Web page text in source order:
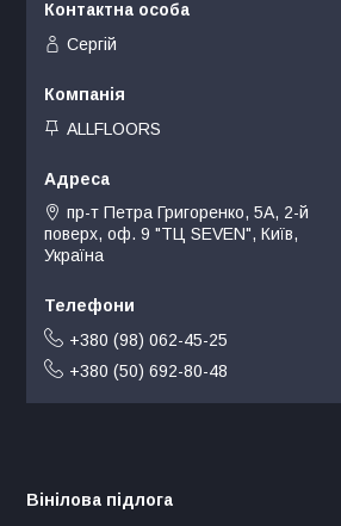
Сергій
ALLFLOORS
пр-т Петра Григоренко, 5А, 2-й
поверх, оф. 9 "ТЦ SEVEN", Київ,
Україна
+380 (98) 062-45-25
+380 (50) 692-80-48
Вінілова підлога